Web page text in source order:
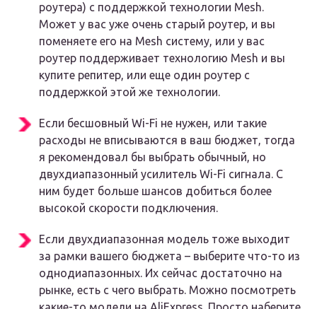
роутера) с поддержкой технологии Mesh.
Может у вас уже очень старый роутер, и вы
поменяете его на Mesh систему, или у вас
роутер поддерживает технологию Mesh и вы
купите репитер, или еще один роутер с
поддержкой этой же технологии.
Если бесшовный Wi-Fi не нужен, или такие
расходы не вписываются в ваш бюджет, тогда
я рекомендовал бы выбрать обычный, но
двухдиапазонный усилитель Wi-Fi сигнала. С
ним будет больше шансов добиться более
высокой скорости подключения.
Если двухдиапазонная модель тоже выходит
за рамки вашего бюджета – выберите что-то из
однодиапазонных. Их сейчас достаточно на
рынке, есть с чего выбрать. Можно посмотреть